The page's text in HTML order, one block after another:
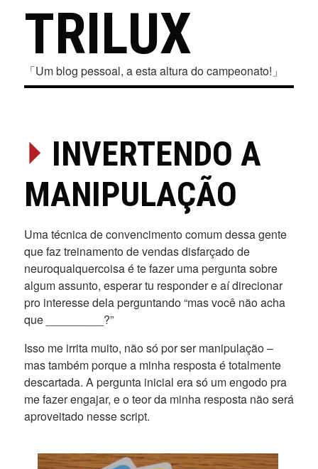
TRILUX
「Um blog pessoal, a esta altura do campeonato!」
⏵ INVERTENDO A
MANIPULAÇÃO
Uma técnica de convencimento comum dessa gente
que faz treinamento de vendas disfarçado de
neuroqualquercoisa é te fazer uma pergunta sobre
algum assunto, esperar tu responder e aí direcionar
pro interesse dela perguntando “mas você não acha
que _________?”
Isso me irrita muito, não só por ser manipulação –
mas também porque a minha resposta é totalmente
descartada. A pergunta inicial era só um engodo pra
me fazer engajar, e o teor da minha resposta não será
aproveitado nesse script.